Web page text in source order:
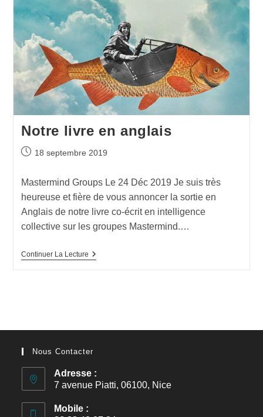
Notre livre en anglais
18 septembre 2019
Mastermind Groups Le 24 Déc 2019 Je suis très
heureuse et fière de vous annoncer la sortie en
Anglais de notre livre co-écrit en intelligence
collective sur les groupes Mastermind.…
Continuer La Lecture
Nous Contacter
Adresse :
7 avenue Piatti, 06100, Nice
Mobile :